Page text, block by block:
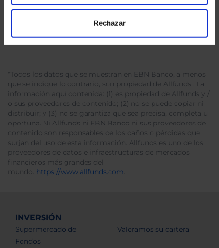
Rechazar
*Todos los datos que se muestran en EBN Banco, a menos
que se indique lo contrario, son propiedad de Allfunds . La
información aquí contenida: (1) es propiedad de Allfunds y /
o sus proveedores de contenido; (2) no se puede copiar ni
distribuir; y (3) no se garantiza que sea precisa, completa u
oportuna. Ni Allfunds ni EBN Banco ni sus proveedores de
contenido son responsables de los daños o pérdidas que
surjan del uso de esta información. Allfunds es uno de los
proveedores de datos e infraestructuras de mercados
financieros más grandes del
mundo. https://www.allfunds.com.
INVERSIÓN
Supermercado de
Fondos
Valoramos su cartera